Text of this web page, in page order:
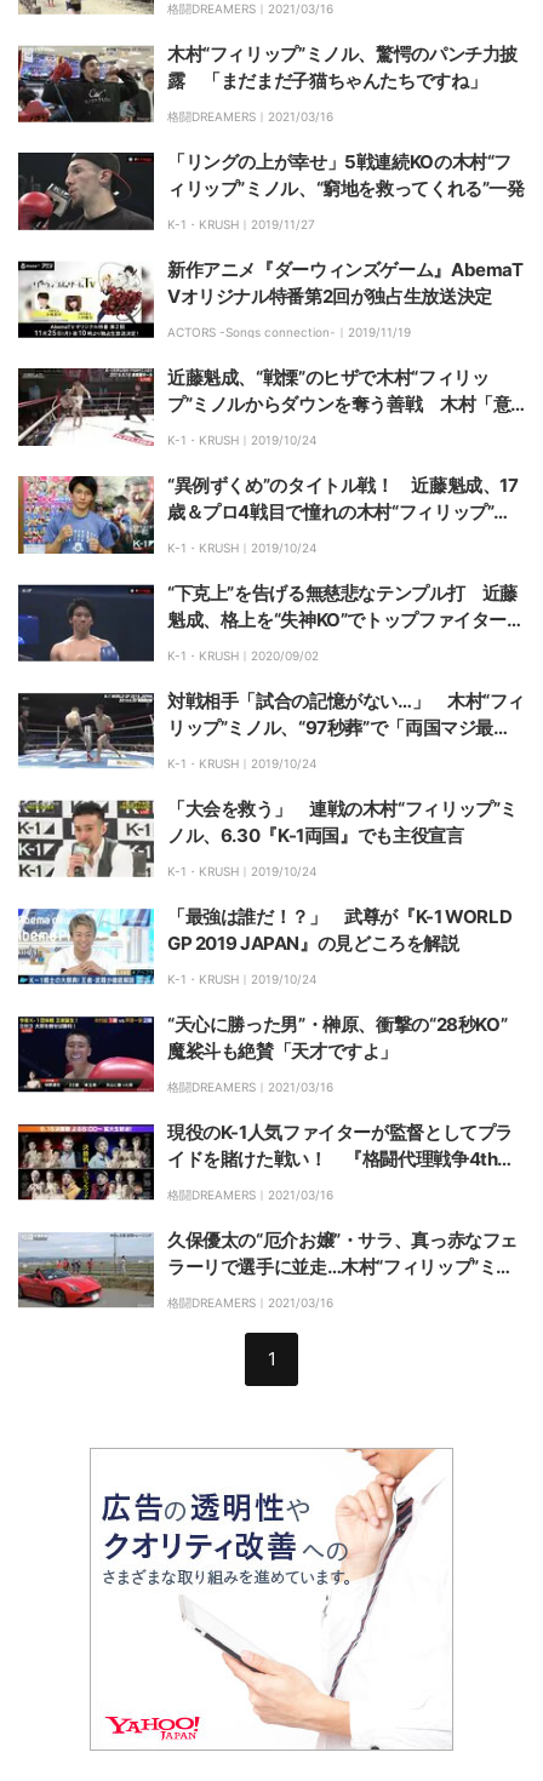
格闘DREAMERS｜ 2021/03/16
木村“フィリップ”ミノル、驚愕のパンチ力披
露 「まだまだ子猫ちゃんたちですね」
格闘DREAMERS｜ 2021/03/16
「リングの上が幸せ」5戦連続KOの木村“フ
ィリップ”ミノル、“窮地を救ってくれる”一発
K-1・KRUSH｜ 2019/11/27
新作アニメ『ダーウィンズゲーム』AbemaT
Vオリジナル特番第2回が独占生放送決定
ACTORS -Songs connection-｜ 2019/11/19
近藤魁成、“戦慄”のヒザで木村“フィリッ
プ”ミノルからダウンを奪う善戦 木村「意
識が飛んだ…」
K-1・KRUSH｜ 2019/10/24
“異例ずくめ”のタイトル戦！ 近藤魁成、17
歳＆プロ4戦目で憧れの木村“フィリップ”ミ
ノル超えなるか
K-1・KRUSH｜ 2019/10/24
“下克上”を告げる無慈悲なテンプル打 近藤
魁成、格上を“失神KO”でトップファイターへ
大きく前進
K-1・KRUSH｜ 2020/09/02
対戦相手「試合の記憶がない…」 木村“フィ
リップ”ミノル、“97秒葬”で「両国マジ最
高！」
K-1・KRUSH｜ 2019/10/24
「大会を救う」 連戦の木村“フィリップ”ミ
ノル、6.30『K-1両国』でも主役宣言
K-1・KRUSH｜ 2019/10/24
「最強は誰だ！？」 武尊が『K-1 WORLD
GP 2019 JAPAN』の見どころを解説
K-1・KRUSH｜ 2019/10/24
“天心に勝った男”・榊原、衝撃の“28秒KO”
魔裟斗も絶賛「天才ですよ」
格闘DREAMERS｜ 2021/03/16
現役のK-1人気ファイターが監督としてプラ
イドを賭けた戦い！ 『格闘代理戦争4thシ
ーズン』いよいよファイナル
格闘DREAMERS｜ 2021/03/16
久保優太の“厄介お嬢”・サラ、真っ赤なフェ
ラーリで選手に並走…木村“フィリップ”ミノ
ルも困惑
格闘DREAMERS｜ 2021/03/16
1